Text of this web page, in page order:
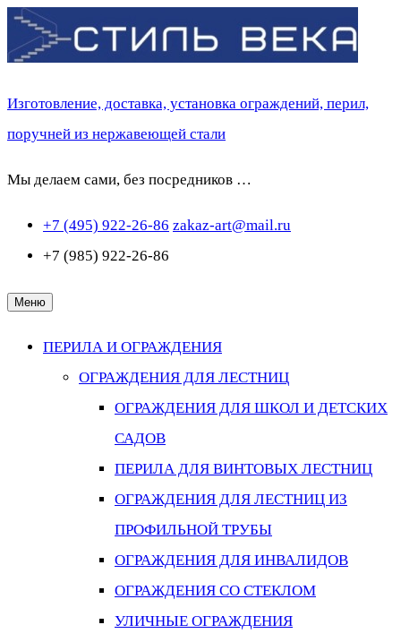
Перейти
к
Изготовление, доставка, установка ограждений, перил,
поручней из нержавеющей стали
Мы делаем сами, без посредников …
+7 (495) 922-26-86 zakaz-art@mail.ru
+7 (985) 922-26-86
Меню
ПЕРИЛА И ОГРАЖДЕНИЯ
ОГРАЖДЕНИЯ ДЛЯ ЛЕСТНИЦ
ОГРАЖДЕНИЯ ДЛЯ ШКОЛ И ДЕТСКИХ
САДОВ
ПЕРИЛА ДЛЯ ВИНТОВЫХ ЛЕСТНИЦ
ОГРАЖДЕНИЯ ДЛЯ ЛЕСТНИЦ ИЗ
ПРОФИЛЬНОЙ ТРУБЫ
ОГРАЖДЕНИЯ ДЛЯ ИНВАЛИДОВ
ОГРАЖДЕНИЯ СО СТЕКЛОМ
УЛИЧНЫЕ ОГРАЖДЕНИЯ